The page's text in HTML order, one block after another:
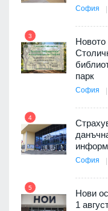
София
3
Новото
парк
София
4
София
5
Нови
1